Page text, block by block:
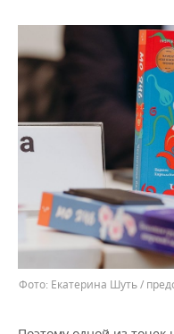
Екатерина Шуть /